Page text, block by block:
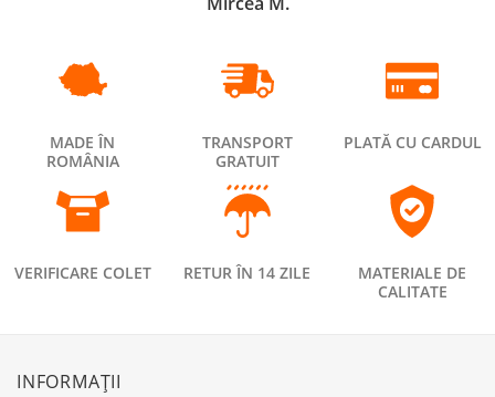
MADE ÎN
ROMÂNIA
TRANSPORT
GRATUIT
PLATĂ CU CARDUL
VERIFICARE COLET RETUR ÎN 14 ZILE
MATERIALE DE
CALITATE
INFORMAȚII